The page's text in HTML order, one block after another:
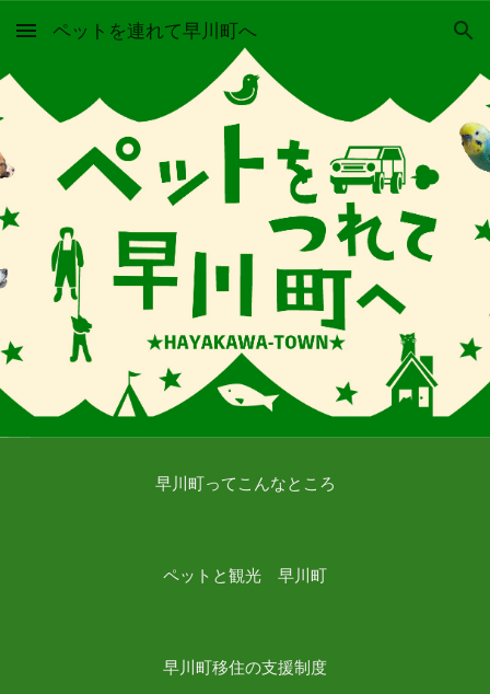
Skip to main content Skip to navigation
ペットを連れて早川町へ
早川町ってこんなところ
ペットと観光 早川町
早川町移住の支援制度